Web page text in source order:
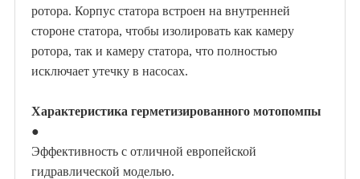
ротора. Корпус статора встроен на внутренней
стороне статора, чтобы изолировать как камеру
ротора, так и камеру статора, что полностью
исключает утечку в насосах.
Характеристика герметизированного мотопомпы
●
Эффективность с отличной европейской
гидравлической моделью.